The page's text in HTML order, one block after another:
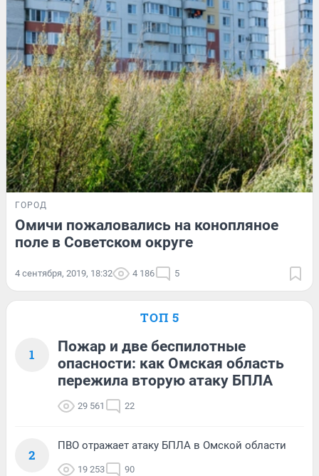
ГОРОД
Омичи пожаловались на конопляное
поле в Советском округе
4 сентября, 2019, 18:32 4 186 5
ТОП 5
1
Пожар и две беспилотные
опасности: как Омская область
пережила вторую атаку БПЛА
29 561 22
2
ПВО отражает атаку БПЛА в Омской области
19 253 90